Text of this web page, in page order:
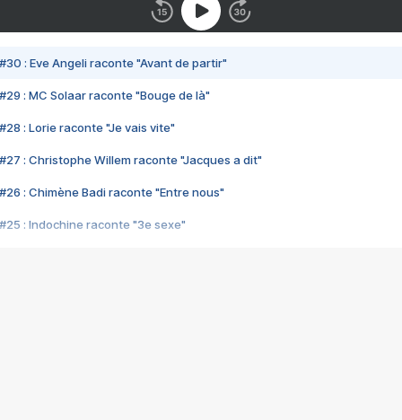
#30 : Eve Angeli raconte "Avant de partir"
#29 : MC Solaar raconte "Bouge de là"
#28 : Lorie raconte "Je vais vite"
#27 : Christophe Willem raconte "Jacques a dit"
#26 : Chimène Badi raconte "Entre nous"
#25 : Indochine raconte "3e sexe"